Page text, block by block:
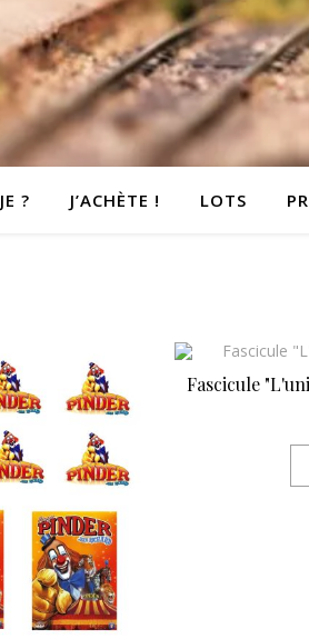
? J’ACHÈTE ! LOTS
Fascicule